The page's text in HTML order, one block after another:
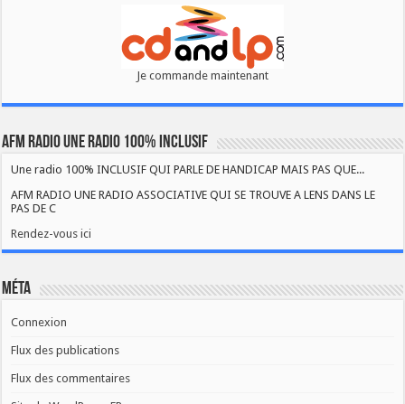
Je commande maintenant
AFM RADIO UNE RADIO 100% INCLUSIF
Une radio 100% INCLUSIF QUI PARLE DE HANDICAP MAIS PAS QUE...
AFM RADIO UNE RADIO ASSOCIATIVE QUI SE TROUVE A LENS DANS LE
PAS DE C
Rendez-vous ici
Méta
Connexion
Flux des publications
Flux des commentaires